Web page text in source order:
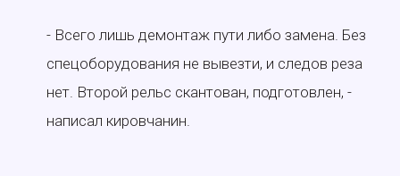
- Всего лишь демонтаж пути либо замена. Без
спецоборудования не вывезти, и следов реза
нет. Второй рельс скантован, подготовлен, -
написал кировчанин.